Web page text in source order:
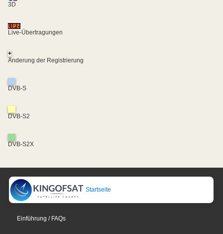
3D
Live-Übertragungen
+
Änderung der Registrierung
DVB-S
DVB-S2
DVB-S2X
Startseite
Einführung / FAQs